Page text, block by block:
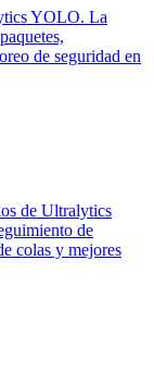
YOLO. La
de seguridad en
de Ultralytics
de
colas y mejores